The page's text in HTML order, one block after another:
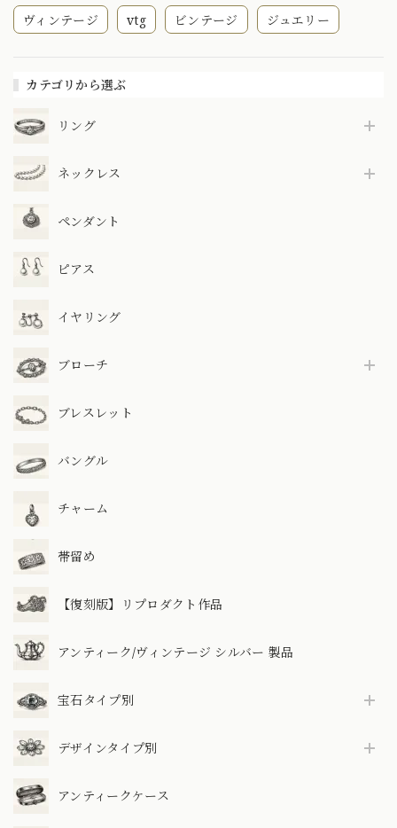
ヴィンテージ vtg ビンテージ ジュエリー
カテゴリから選ぶ
リング
ネックレス
ペンダント
ピアス
イヤリング
ブローチ
ブレスレット
バングル
チャーム
帯留め
【復刻版】リプロダクト作品
アンティーク/ヴィンテージ シルバー 製品
宝石タイプ別
デザインタイプ別
アンティークケース